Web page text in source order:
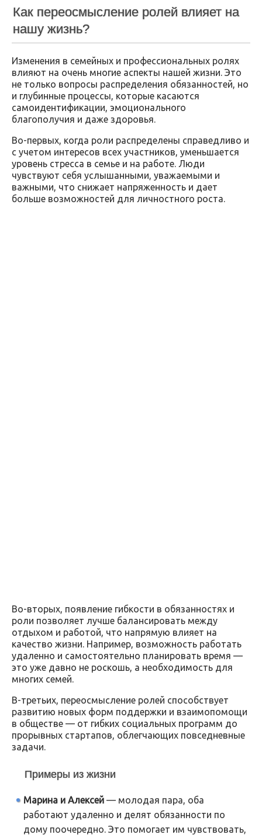
Как переосмысление ролей влияет на
нашу жизнь?
Изменения в семейных и профессиональных ролях
влияют на очень многие аспекты нашей жизни. Это
не только вопросы распределения обязанностей, но
и глубинные процессы, которые касаются
самоидентификации, эмоционального
благополучия и даже здоровья.
Во-первых, когда роли распределены справедливо и
с учетом интересов всех участников, уменьшается
уровень стресса в семье и на работе. Люди
чувствуют себя услышанными, уважаемыми и
важными, что снижает напряженность и дает
больше возможностей для личностного роста.
Во-вторых, появление гибкости в обязанностях и
роли позволяет лучше балансировать между
отдыхом и работой, что напрямую влияет на
качество жизни. Например, возможность работать
удаленно и самостоятельно планировать время —
это уже давно не роскошь, а необходимость для
многих семей.
В-третьих, переосмысление ролей способствует
развитию новых форм поддержки и взаимопомощи
в обществе — от гибких социальных программ до
прорывных стартапов, облегчающих повседневные
задачи.
Примеры из жизни
Марина и Алексей — молодая пара, оба
работают удаленно и делят обязанности по
дому поочередно. Это помогает им чувствовать,